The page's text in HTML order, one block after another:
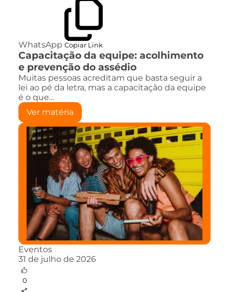
WhatsApp Copiar Link
Capacitação da equipe: acolhimento
e prevenção do assédio
Muitas pessoas acreditam que basta seguir a
lei ao pé da letra, mas a capacitação da equipe
é o que…
Ver matéria
Eventos
31 de julho de 2026
0